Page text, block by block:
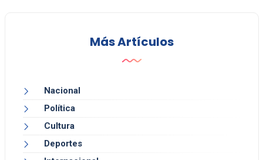
Más Artículos
Nacional
Política
Cultura
Deportes